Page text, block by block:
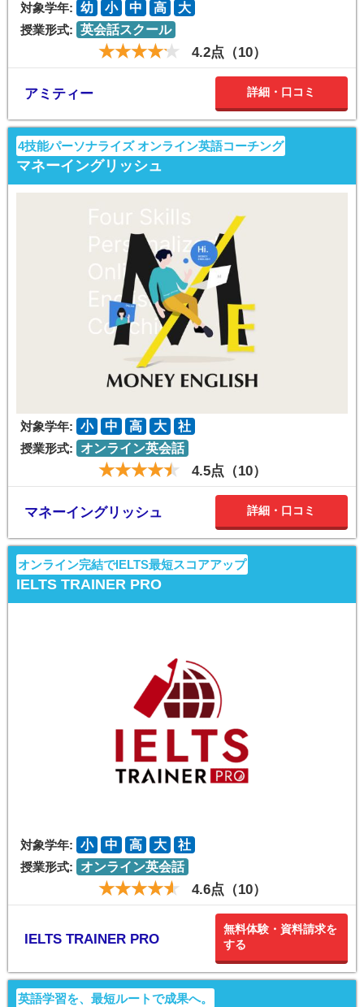
対象学年: 幼 小 中 高
大
授業形式: 英会話スクール
4.2点（10）
アミティー 詳細・口コミ
4技能パーソナライズ オンライン英語コーチング
マネーイングリッシュ
対象学年: 小 中 高 大
社
授業形式:
オンライン英会話
4.5点（10）
マネーイングリッシュ 詳細・口コミ
オンライン完結でIELTS最短スコアアップ
IELTS TRAINER PRO
対象学年: 小 中 高 大
社
授業形式:
オンライン英会話
4.6点（10）
IELTS TRAINER PRO
無料体験・資料請求を
する
英語学習を、最短ルートで成果へ。